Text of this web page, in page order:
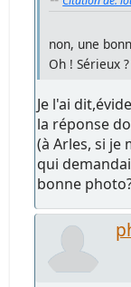
non, une
Oh ! Sérieux ?
Je l'ai
la réponse
(à Arles, si je
qui
bonne